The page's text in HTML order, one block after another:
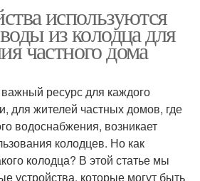
используются
из колодца для
частного дома
ресурс для каждого
для жителей частных домов, где
водоснабжения, возникает
колодцев. Но как
колодца? В этой статье мы
устройства, которые могут быть